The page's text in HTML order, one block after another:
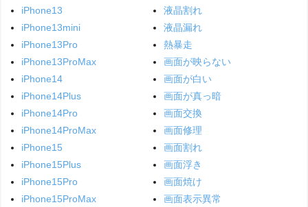
iPhone13
iPhone13mini
iPhone13Pro
iPhone13ProMax
iPhone14
iPhone14Plus
iPhone14Pro
iPhone14ProMax
iPhone15
iPhone15Plus
iPhone15Pro
iPhone15ProMax
液晶割れ
液晶漏れ
熱暴走
画面が映らない
画面が白い
画面が真っ暗
画面交換
画面修理
画面割れ
画面浮き
画面焼け
画面表示異常